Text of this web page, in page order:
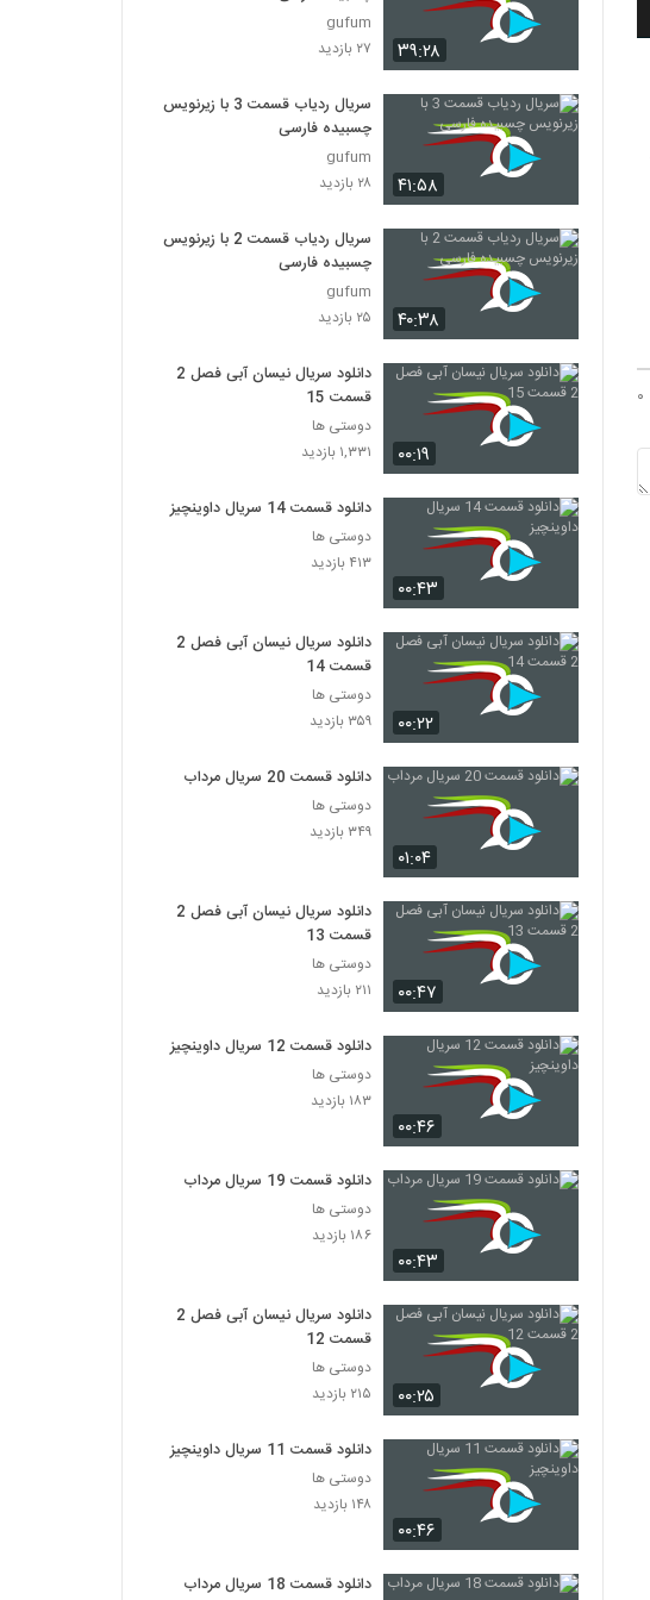
۰
۳۹:۲۸
gufum
۲۷ بازدید
۴۱:۵۸
سریال ردیاب قسمت 3 با زیرنویس
چسبیده فارسی
gufum
۲۸ بازدید
۴۰:۳۸
سریال ردیاب قسمت 2 با زیرنویس
چسبیده فارسی
gufum
۲۵ بازدید
۰۰:۱۹
دانلود سریال نیسان آبی فصل 2
قسمت 15
دوستی ها
۱,۳۳۱ بازدید
۰۰:۴۳
دانلود قسمت 14 سریال داوینچیز
دوستی ها
۴۱۳ بازدید
۰۰:۲۲
دانلود سریال نیسان آبی فصل 2
قسمت 14
دوستی ها
۳۵۹ بازدید
۰۱:۰۴
دانلود قسمت 20 سریال مرداب
دوستی ها
۳۴۹ بازدید
۰۰:۴۷
دانلود سریال نیسان آبی فصل 2
قسمت 13
دوستی ها
۲۱۱ بازدید
۰۰:۴۶
دانلود قسمت 12 سریال داوینچیز
دوستی ها
۱۸۳ بازدید
۰۰:۴۳
دانلود قسمت 19 سریال مرداب
دوستی ها
۱۸۶ بازدید
۰۰:۲۵
دانلود سریال نیسان آبی فصل 2
قسمت 12
دوستی ها
۲۱۵ بازدید
۰۰:۴۶
دانلود قسمت 11 سریال داوینچیز
دوستی ها
۱۴۸ بازدید
دانلود قسمت 18 سریال مرداب